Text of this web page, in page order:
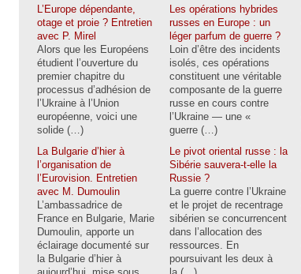
L’Europe dépendante,
otage et proie ? Entretien
avec P. Mirel
Alors que les Européens
étudient l’ouverture du
premier chapitre du
processus d’adhésion de
l’Ukraine à l’Union
européenne, voici une
solide (…)
La Bulgarie d’hier à
l’organisation de
l’Eurovision. Entretien
avec M. Dumoulin
L’ambassadrice de
France en Bulgarie, Marie
Dumoulin, apporte un
éclairage documenté sur
la Bulgarie d’hier à
Les opérations hybrides
russes en Europe : un
léger parfum de guerre ?
Loin d’être des incidents
isolés, ces opérations
constituent une véritable
composante de la guerre
russe en cours contre
l’Ukraine — une «
guerre (…)
Le pivot oriental russe : la
Sibérie sauvera-t-elle la
Russie ?
La guerre contre l’Ukraine
et le projet de recentrage
sibérien se concurrencent
dans l’allocation des
ressources. En
poursuivant les deux à